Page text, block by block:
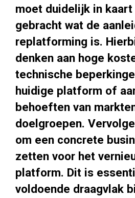
moet duidelijk in kaart
gebracht wat de
replatforming is.
denken aan hoge
technische
huidige platform of
behoeften van
doelgroepen.
om een concrete
zetten voor het
platform. Dit is
voldoende draagvlak